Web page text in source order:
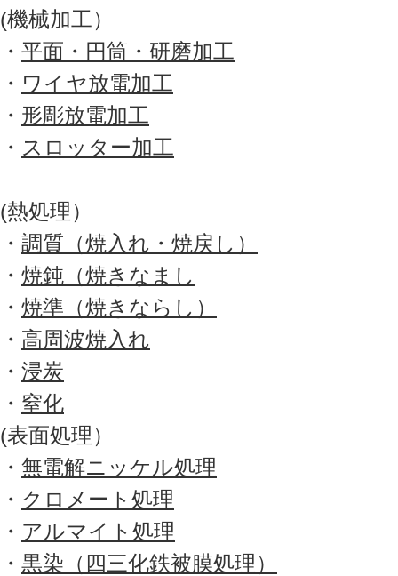
(機械加工）
・ 平面・円筒・研磨加工
・ ワイヤ放電加工
・ 形彫放電加工
・ スロッター加工
(熱処理）
・ 調質（焼入れ・焼戻し）
・ 焼鈍（焼きなまし
・ 焼準（焼きならし）
・ 高周波焼入れ
・ 浸炭
・ 窒化
(表面処理）
・ 無電解ニッケル処理
・ クロメート処理
・ アルマイト処理
・ 黒染（四三化鉄被膜処理）